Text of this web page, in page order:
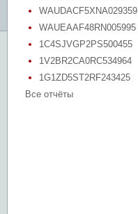
WAUDACF5XNA029359
WAUEAAF48RN005995
1C4SJVGP2PS500455
1V2BR2CA0RC534964
1G1ZD5ST2RF243425
Все отчёты